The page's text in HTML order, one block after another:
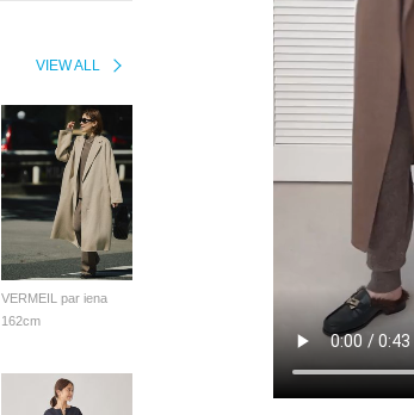
VIEW ALL
VERMEIL par iena
162cm